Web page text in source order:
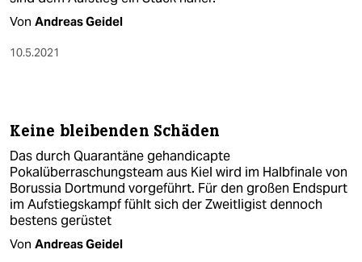
Von Andreas Geidel
10.5.2021
Keine bleibenden Schäden
Das durch Quarantäne gehandicapte
Pokalüberraschungsteam aus Kiel wird im Halbfinale von
Borussia Dortmund vorgeführt. Für den großen Endspurt
im Aufstiegskampf fühlt sich der Zweitligist dennoch
bestens gerüstet
Von Andreas Geidel